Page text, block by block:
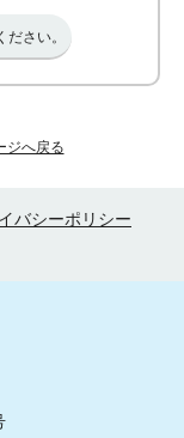
ださい。
ジへ戻る
バシーポリシー